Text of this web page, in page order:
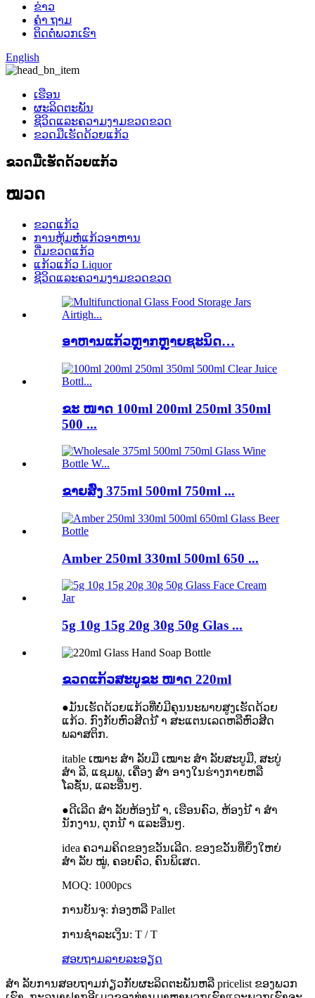
ຂ່າວ
ຄຳ ຖາມ
ຕິດ​ຕໍ່​ພວກ​ເຮົາ
English
ເຮືອນ
ຜະລິດຕະພັນ
ຊີວິດແລະຄວາມງາມຂວດຂວດ
ຂວດມືເຮັດດ້ວຍແກ້ວ
ຂວດມືເຮັດດ້ວຍແກ້ວ
ໝວດ
ຂວດແກ້ວ
ການຫຸ້ມຫໍ່ແກ້ວອາຫານ
ດື່ມຂວດແກ້ວ
ແກ້ວແກ້ວ Liquor
ຊີວິດແລະຄວາມງາມຂວດຂວດ
ອາຫານແກ້ວຫຼາກຫຼາຍຊະນິດ…
ຂະ ໜາດ 100ml 200ml 250ml 350ml
500 ...
ຂາຍສົ່ງ 375ml 500ml 750ml ...
Amber 250ml 330ml 500ml 650 ...
5g 10g 15g 20g 30g 50g Glas ...
ຂວດແກ້ວສະບູຂະ ໜາດ 220ml
●ມັນເຮັດດ້ວຍແກ້ວທີ່ບໍ່ມີຄຸນນະພາບສູງເຮັດດ້ວຍ
ແກ້ວ. ກົງກັບຫົວສີດນ້ ຳ ສະແຕນເລດຫລືຫົວສີດ
ພລາສຕິກ.
itable ເໝາະ ສຳ ລັບມື ເໝາະ ສຳ ລັບສະບູມື, ສະບູ່
ສຳ ລີ, ແຊມພູ, ເຄື່ອງ ສຳ ອາງໃນຮ່າງກາຍຫລື
ໂລຊັ່ນ, ແລະອື່ນໆ.
●ດີເລີດ ສຳ ລັບຫ້ອງນ້ ຳ, ເຮືອນຄົວ, ຫ້ອງນ້ ຳ ສຳ
ນັກງານ, ຕຸກນ້ ຳ ແລະອື່ນໆ.
idea ຄວາມຄິດຂອງຂວັນເລີດ. ຂອງຂວັນທີ່ຍິ່ງໃຫຍ່
ສຳ ລັບ ໝູ່, ຄອບຄົວ, ຄົນພິເສດ.
MOQ: 1000pcs
ການບັນຈຸ: ກ່ອງຫລື Pallet
ການຊໍາລະເງິນ: T / T
ສອບຖາມລາຍລະອຽດ
ສຳ ລັບການສອບຖາມກ່ຽວກັບຜະລິດຕະພັນຫລື pricelist ຂອງພວກ